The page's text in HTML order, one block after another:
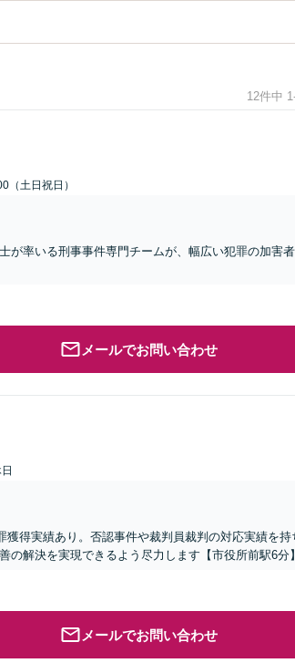
12件中
（土日祝日）
が率いる刑事事件専門チームが、幅広い犯罪の加害
メールでお問い合わせ
得実績あり。否認事件や裁判員裁判の対応実績を持
解決を実現できるよう尽力します【市役所前駅6分】
メールでお問い合わせ